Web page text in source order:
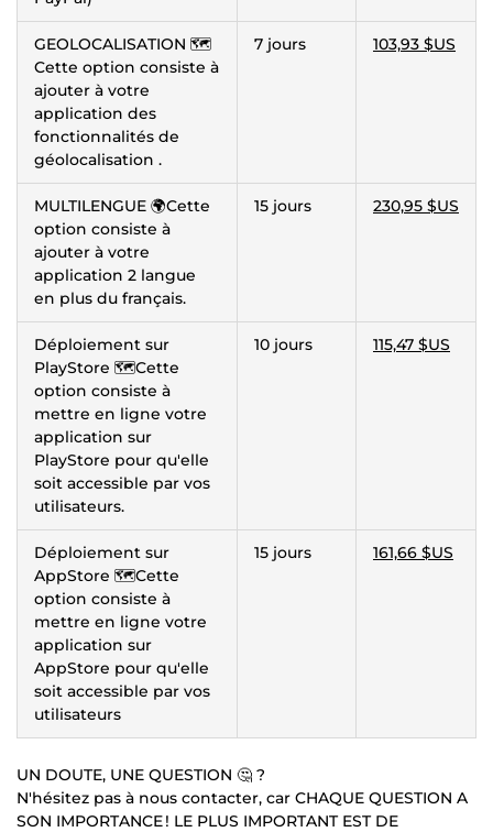
GEOLOCALISATION 🗺️
Cette option consiste à
ajouter à votre
application des
fonctionnalités de
géolocalisation .
7 jours 103,93 $US
MULTILENGUE 🌍Cette
option consiste à
ajouter à votre
application 2 langue
en plus du français.
15 jours 230,95 $US
Déploiement sur
PlayStore 🗺️Cette
option consiste à
mettre en ligne votre
application sur
PlayStore pour qu'elle
soit accessible par vos
utilisateurs.
10 jours 115,47 $US
Déploiement sur
AppStore 🗺️Cette
option consiste à
mettre en ligne votre
application sur
AppStore pour qu'elle
soit accessible par vos
utilisateurs
15 jours 161,66 $US
UN DOUTE, UNE QUESTION 🤔 ?
N'hésitez pas à nous contacter, car CHAQUE QUESTION A
SON IMPORTANCE ! LE PLUS IMPORTANT EST DE